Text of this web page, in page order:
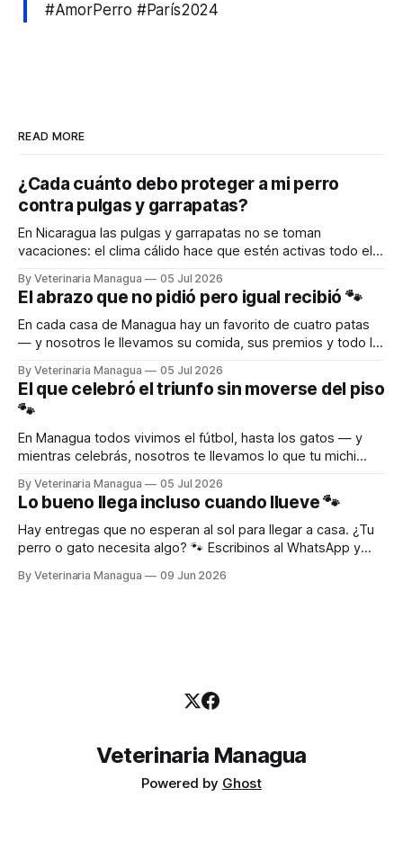
#AmorPerro #París2024
READ MORE
¿Cada cuánto debo proteger a mi perro
contra pulgas y garrapatas?
En Nicaragua las pulgas y garrapatas no se toman
vacaciones: el clima cálido hace que estén activas todo el
sola vez, sino una rutina. La buena noticia es que hoy
protegerlo es más fácil que nunca. Existen
By Veterinaria Managua 05 Jul 2026
El abrazo que no pidió pero igual recibió 🐾
En cada casa de Managua hay un favorito de cuatro patas
— y nosotros le llevamos su comida, sus premios y todo lo
recibilo directo en tu puerta. 🛵 DELIVERY A TODA
MANAGUA 📱 WhatsApp: 8690-9787
By Veterinaria Managua 05 Jul 2026
El que celebró el triunfo sin moverse del piso
🐾
En Managua todos vivimos el fútbol, hasta los gatos — y
mientras celebrás, nosotros te llevamos lo que tu michi
directo en tu puerta. 🛵 DELIVERY A TODA MANAGUA 📱
WhatsApp: 8690-9787 🌐 www.veterinariamanagua.com
WhatsApp
By Veterinaria Managua 05 Jul 2026
Lo bueno llega incluso cuando llueve 🐾
Hay entregas que no esperan al sol para llegar a casa. ¿Tu
perro o gato necesita algo? 🐾 Escribinos al WhatsApp y
MANAGUA 🌐 www.VeterinariaManagua Pedir ahora por
By Veterinaria Managua 09 Jun 2026
Veterinaria Managua
Powered by Ghost